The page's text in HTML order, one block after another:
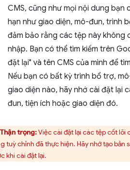
CMS, cũng như mọi nội dung bạn
hạn như giao diện, mô-đun, trình
đảm bảo rằng các tệp này không
nhập. Bạn có thể tìm kiếm trên
đặt lại" và tên CMS của mình để
Nếu bạn có bất kỳ trình bổ trợ,
giao diện nào, hãy nhớ cài đặt lại
đun, tiện ích hoặc giao diện đó.
Thận trọng:Việc cài đặt lại các tệp cốt lõi
tuỳ chỉnh đã thực hiện. Hãy nhớ tạo bản
khi cài đặt lại.